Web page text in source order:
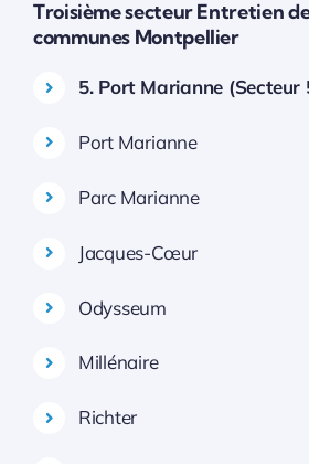
Troisième secteur Entretien
communes Montpellier
5. Port Marianne (Secteur
Port Marianne
Parc Marianne
Jacques-Cœur
Odysseum
Millénaire
Richter